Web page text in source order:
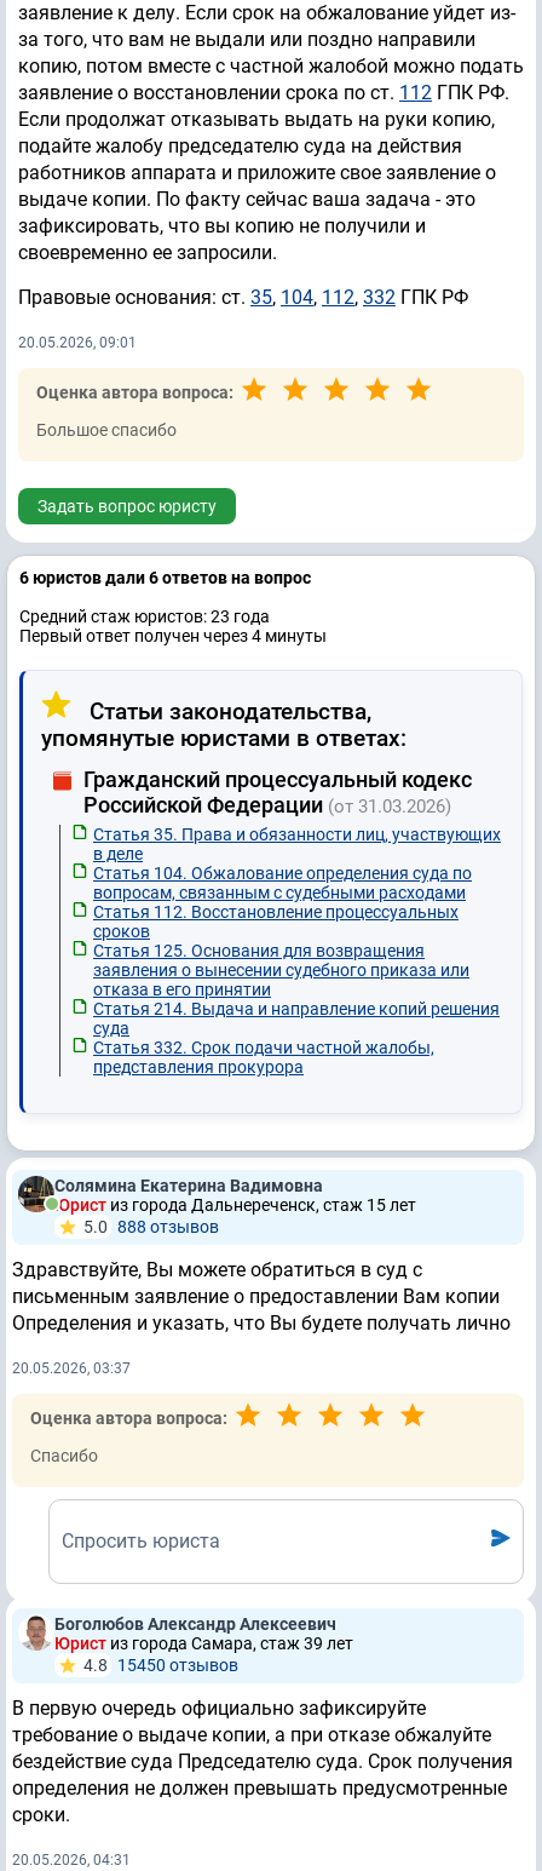
заявление к делу. Если срок на обжалование уйдет из-
за того, что вам не выдали или поздно направили
копию, потом вместе с частной жалобой можно подать
заявление о восстановлении срока по ст. 112 ГПК РФ.
Если продолжат отказывать выдать на руки копию,
подайте жалобу председателю суда на действия
работников аппарата и приложите свое заявление о
выдаче копии. По факту сейчас ваша задача - это
зафиксировать, что вы копию не получили и
своевременно ее запросили.
Правовые основания: ст. 35, 104, 112, 332 ГПК РФ
20.05.2026, 09:01
Оценка автора вопроса:
Большое спасибо
Задать вопрос юристу
6 юристов дали 6 ответов на вопрос
Средний стаж юристов: 23 годa
Первый ответ получен через 4 минуты
Статьи законодательства,
упомянутые юристами в ответах:
Гражданский процессуальный кодекс
Российской Федерации (от 31.03.2026)
Статья 35. Права и обязанности лиц, участвующих
в деле
Статья 104. Обжалование определения суда по
вопросам, связанным с судебными расходами
Статья 112. Восстановление процессуальных
сроков
Статья 125. Основания для возвращения
заявления о вынесении судебного приказа или
отказа в его принятии
Статья 214. Выдача и направление копий решения
суда
Статья 332. Срок подачи частной жалобы,
представления прокурора
Солямина Екатерина Вадимовна
Юрист из города Дальнереченск, стаж 15 лет
5.0 888 отзывов
Здравствуйте, Вы можете обратиться в суд с
письменным заявление о предоставлении Вам копии
Определения и указать, что Вы будете получать лично
20.05.2026, 03:37
Оценка автора вопроса:
Спасибо
Спросить юриста
Боголюбов Александр Алексеевич
Юрист из города Самара, стаж 39 лет
4.8
15450 отзывов
В первую очередь официально зафиксируйте
требование о выдаче копии, а при отказе обжалуйте
бездействие суда Председателю суда. Срок получения
определения не должен превышать предусмотренные
сроки.
20.05.2026, 04:31